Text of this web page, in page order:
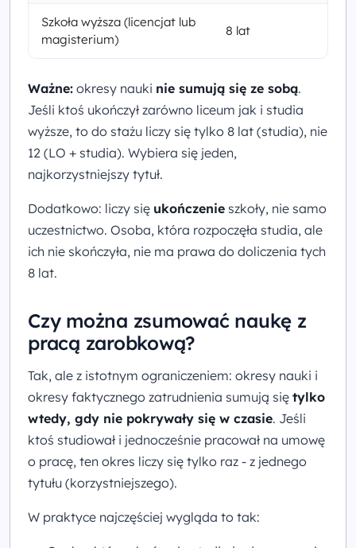
Szkoła wyższa (licencjat lub
magisterium)
8 lat
Ważne: okresy nauki nie sumują się ze sobą.
Jeśli ktoś ukończył zarówno liceum jak i studia
wyższe, to do stażu liczy się tylko 8 lat (studia), nie
12 (LO + studia). Wybiera się jeden,
najkorzystniejszy tytuł.
Dodatkowo: liczy się ukończenie szkoły, nie samo
uczestnictwo. Osoba, która rozpoczęła studia, ale
ich nie skończyła, nie ma prawa do doliczenia tych
8 lat.
Czy można zsumować naukę z
pracą zarobkową?
Tak, ale z istotnym ograniczeniem: okresy nauki i
okresy faktycznego zatrudnienia sumują się tylko
wtedy, gdy nie pokrywały się w czasie. Jeśli
ktoś studiował i jednocześnie pracował na umowę
o pracę, ten okres liczy się tylko raz - z jednego
tytułu (korzystniejszego).
W praktyce najczęściej wygląda to tak: